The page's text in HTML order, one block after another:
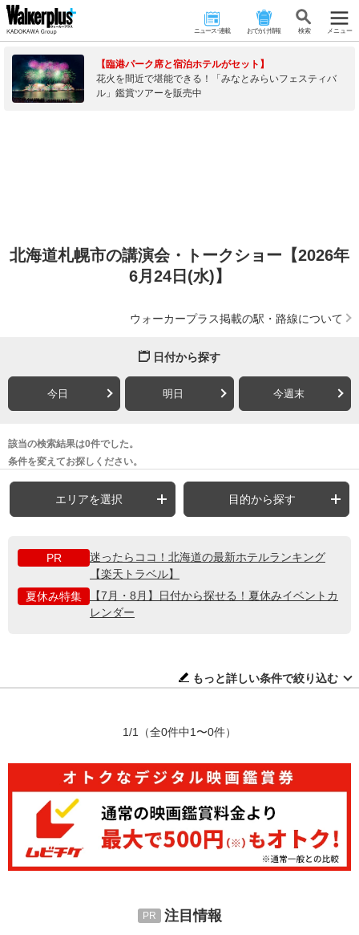
ニュース･連載 おでかけ情報 検 索 メニュー
【臨港パーク席と宿泊ホテルがセット】
花火を間近で堪能できる！「みなとみらいフェスティバ
ル」鑑賞ツアーを販売中
北海道札幌市の講演会・トークショー【2026年
6月24日(水)】
ウォーカープラス掲載の駅・路線について
日付から探す
今日 明日 今週末
該当の検索結果は0件でした。
条件を変えてお探しください。
エリアを選択 目的から探す
PR
迷ったらココ！北海道の最新ホテルランキング
【楽天トラベル】
夏休み特集
【7月・8月】日付から探せる！夏休みイベントカ
レンダー
もっと詳しい条件で絞り込む
1/1 （全0件中1〜0件）
注目情報